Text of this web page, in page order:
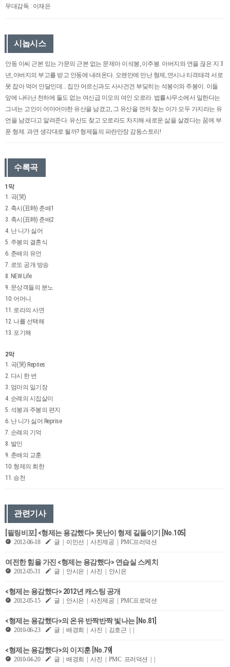
무대감독 : 이재은
시놉시스
안동 이씨 근본 있는 가문의 근본 없는 문제아 이석봉, 이주봉. 아버지와 연을 끊은 지 3
년, 아버지의 부고를 받고 안동에 내려온다. 오랜만에 만난 형제, 연시나 티격태격 서로
못 잡아 먹어 안달인데... 집안 어르신과도 사사건건 부딪히는 석봉이와 주봉이. 이들
앞에 나타난 천하에 둘도 없는 여신급 미모의 여인 오로라. 법률사무소에서 일한다는
그녀는 고인이 어마어마한 유산을 남겼고, 그 유산을 먼저 찾는 이가 모두 가지라는 유
언을 남겼다고 알려준다. 유산도 찾고 오로라도 차지해 새로운 삶을 살겠다는 꿈에 부
푼 형제. 과연 생각대로 될까? 형제들의 파란만장 감동스토리!
수록곡
1막
1. 곡(哭)
2. 축시(丑時) 춘배1
3. 축시(丑時) 춘배2
4. 난 니가 싫어
5. 주봉의 결혼식
6. 춘배의 유언
7. 로또 공개 방송
8. NEW Life
9. 문상객들의 분노
10. 어머니
11. 로라의 사연
12. 나를 선택해
13. 포기해
2막
1. 곡(哭) Repries
2. 다시 한 번
3. 엄마의 일기장
4. 순례의 시집살이
5. 석봉과 주봉의 편지
6. 난 니가 싫어 Reprise
7. 순례의 기억
8. 발인
9. 춘배의 교훈
10. 형제의 회한
11. 승천
관련기사
[필링비포] <형제는 용감했다> 못난이 형제 길들이기 [No.105]
2012-06-18 글 | 이민선 | 사진제공 | PMC프러덕션
여전한 힘을 가진 <형제는 용감했다> 연습실 스케치
2012-05-31 글 | 안시은 | 사진 | 안시은
<형제는 용감했다> 2012년 캐스팅 공개
2012-05-15 글 | 안시은 | 사진제공 | PMC프로덕션
<형제는 용감했다>의 온유 반짝반짝 빛나는 [No.81]
2010-06-23 글 | 배경희 | 사진 | 김호근 | |
<형제는 용감했다>의 이지훈 [No.79]
2010-04-20 글 | 배경희 | 사진 | PMC 프러덕션 | |